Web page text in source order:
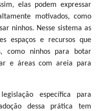
elas podem expressar
motivados, como
ninhos. Nesse sistema as
espaços e recursos que
como ninhos para botar
e áreas com areia para
específica para
dessa prática tem